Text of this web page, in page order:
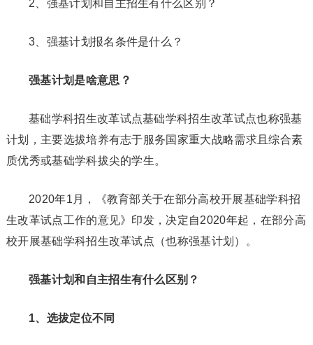
2、强基计划和自主招生有什么区别？
3、强基计划报名条件是什么？
强基计划是啥意思？
基础学科招生改革试点基础学科招生改革试点也称强基
计划，主要选拔培养有志于服务国家重大战略需求且综合素
质优秀或基础学科拔尖的学生。
2020年1月，《教育部关于在部分高校开展基础学科招
生改革试点工作的意见》印发，决定自2020年起，在部分高
校开展基础学科招生改革试点（也称强基计划）。
强基计划和自主招生有什么区别？
1、选拔定位不同